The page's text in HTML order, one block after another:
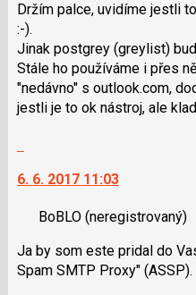
Držím palce, uvidíme jestli
:-).
Jinak postgrey (greylist)
Stále ho používáme i přes
"nedávno" s outlook.com,
jestli je to ok nástroj, ale
další
názor.
navigaci
lze
6. 6. 2017 11:03
BoBLO (neregistrovaný)
Ja by som este pridal do
Spam SMTP Proxy" (ASSP).